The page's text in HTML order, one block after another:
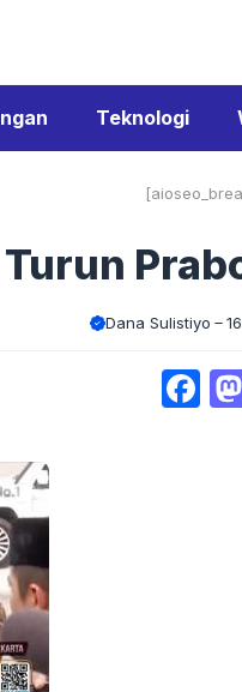
Teknologi
Dana Sulistiyo